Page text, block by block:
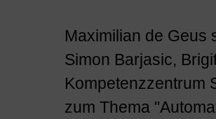
Maximilian de Geus
Simon Barjasic,
Kompetenzzentrum
zum Thema